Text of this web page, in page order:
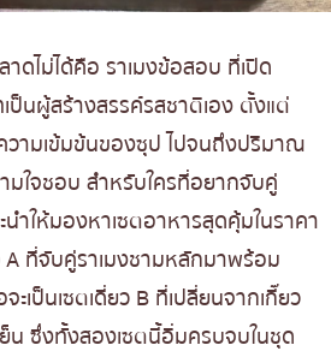
ดไม่ได้คือ ราเมงข้อสอบ ที่เปิด
ป็นผู้สร้างสรรค์รสชาติเอง ตั้งแต่
วามเข้มข้นของซุป ไปจนถึงปริมาณ
มใจชอบ สำหรับใครที่อยากจับคู่
ำให้มองหาเซตอาหารสุดคุ้มในราคา
A ที่จับคู่ราเมงชามหลักมาพร้อม
ะเป็นเซตเดี่ยว B ที่เปลี่ยนจากเกี๊ยว
ย็น ซึ่งทั้งสองเซตนี้อิ่มครบจบในชุด